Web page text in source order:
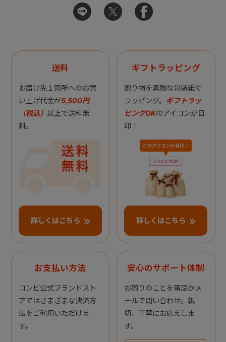
送料
お届け先１箇所へのお買
い上げ代金が5,500円
（税込） 以上で送料無
料。
詳しくはこちら
ギフトラッピング
贈り物を素敵な包装紙で
ラッピング。 ギフトラッ
ピングOKのアイコンが目
印！
詳しくはこちら
お支払い方法
コンビ公式ブランドスト
アではさまざまな決済方
法をご利用いただけま
す。
安心のサポート体制
お困りのことを電話かメ
ールで問い合わせ。親
切、丁寧にお応えしま
す。